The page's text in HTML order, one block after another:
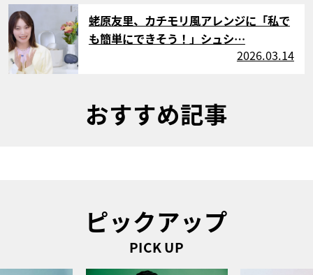
サムネイル
蛯原友里、カチモリ風アレンジに「私で
も簡単にできそう！」シュシ…
2026.03.14
おすすめ記事
ピックアップ
PICK UP